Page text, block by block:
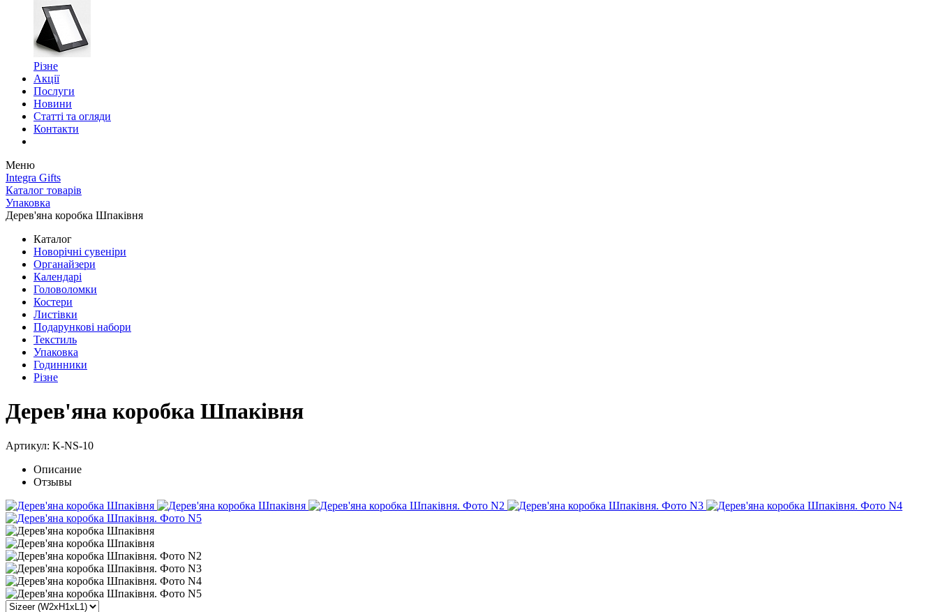
Різне
Акції
Послуги
Новини
Статті та огляди
Контакти
Меню
Integra Gifts
Каталог товарів
Упаковка
Дерев'яна коробка Шпаківня
Каталог
Новорічні сувеніри
Органайзери
Календарі
Головоломки
Костери
Листівки
Подарункові набори
Текстиль
Упаковка
Годинники
Різне
Дерев'яна коробка Шпаківня
Артикул: K-NS-10
Описание
Отзывы